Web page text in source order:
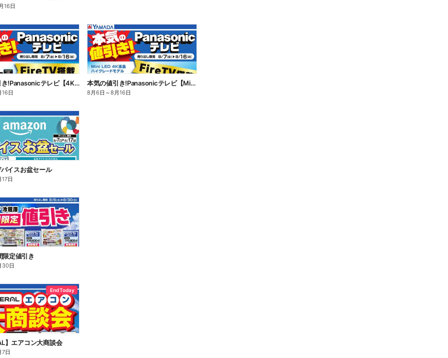
16日
本気の値引き!Panasonicテレビ【4K有機EL】
16日
本気の値引き!Panasonicテレビ【Mini LED 4K液晶】
8月6日 ～8月16日
イスお盆セール
日
限定値引き
30日
End Today
】エアコン大商談会
7日